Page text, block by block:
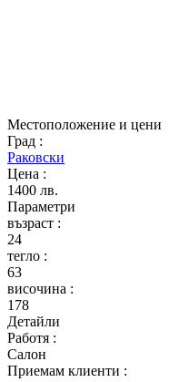
Местоположение и цени
Град :
Раковски
Цена :
1400 лв.
Параметри
възраст :
24
тегло :
63
височина :
178
Детайли
Работя :
Салон
Приемам клиенти :